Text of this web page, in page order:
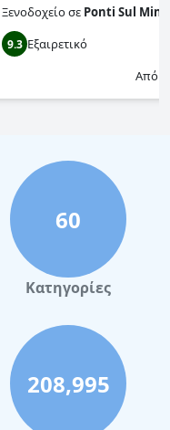
Ξενοδοχείοσε Ponti Sul
9.3 Εξαιρετικό
Από
60
Κατηγορίες
208,995